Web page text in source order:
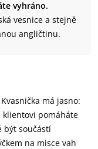
vyhráno.
vesnice a stejně
angličtinu.
má jasno:
klientovi pomáháte
být součástí
na misce vah